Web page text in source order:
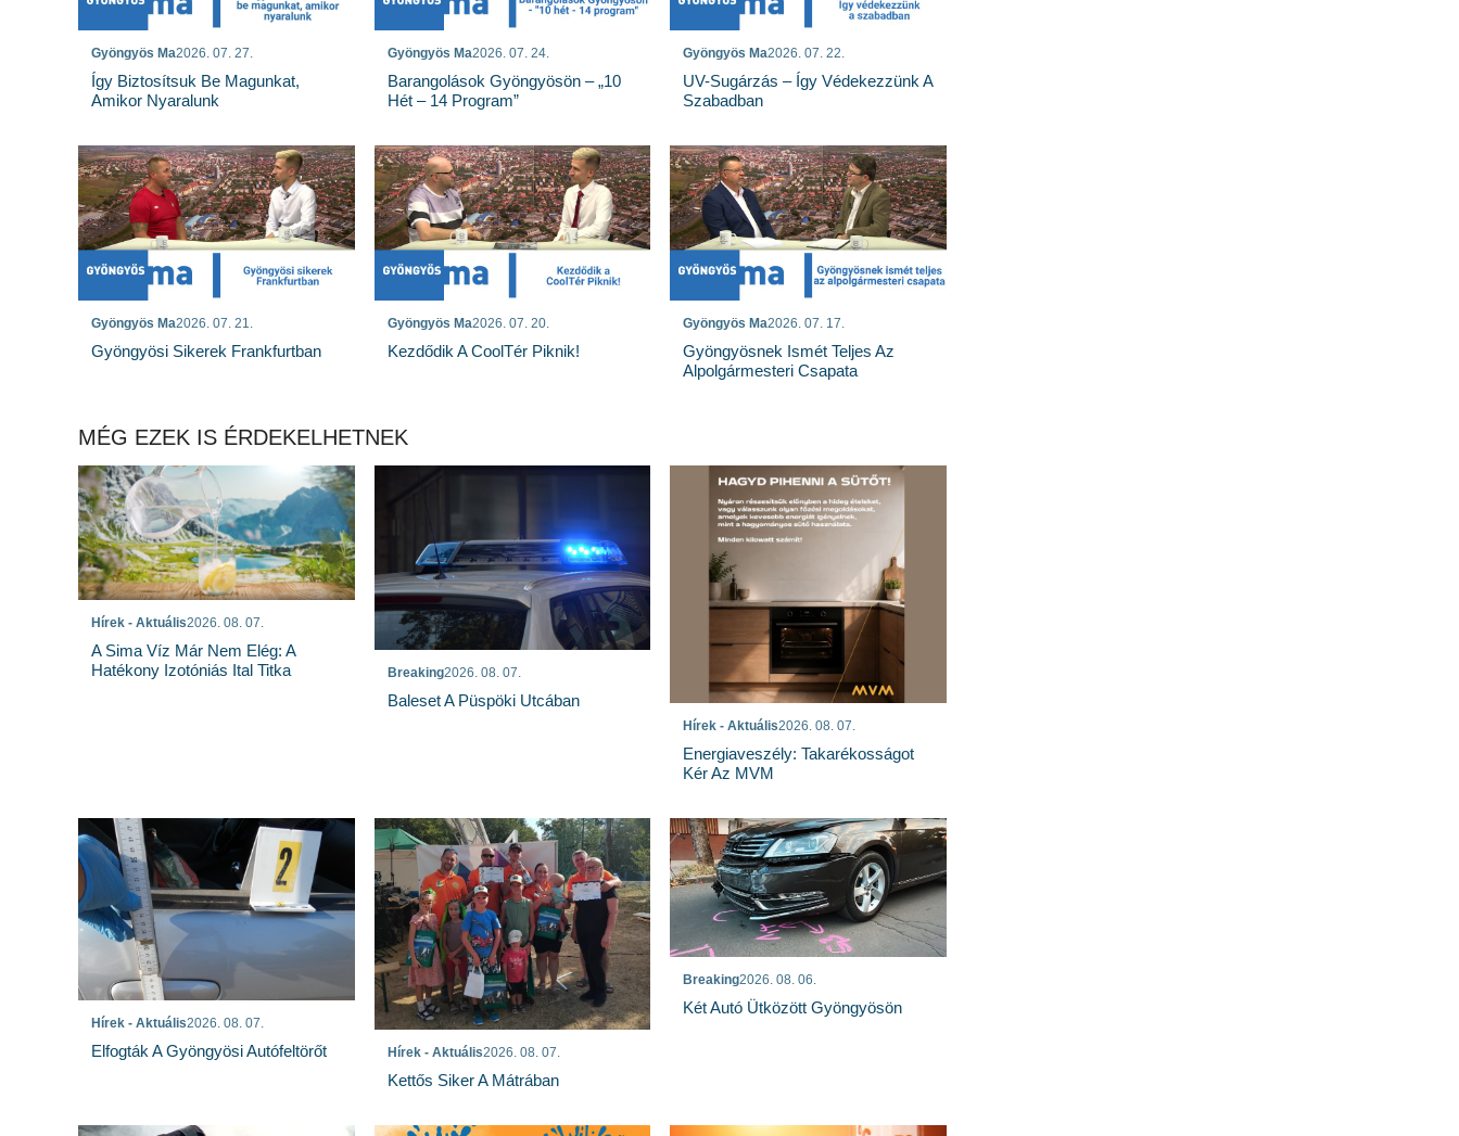
Gyöngyös Ma2026. 07. 27.
Így Biztosítsuk Be Magunkat,
Amikor Nyaralunk
Gyöngyös Ma2026. 07. 24.
Barangolások Gyöngyösön – „10
Hét – 14 Program”
Gyöngyös Ma2026. 07. 22.
UV-Sugárzás – Így Védekezzünk A
Szabadban
Gyöngyös Ma2026. 07. 21.
Gyöngyösi Sikerek Frankfurtban
Gyöngyös Ma2026. 07. 20.
Kezdődik A CoolTér Piknik!
Gyöngyös Ma2026. 07. 17.
Gyöngyösnek Ismét Teljes Az
Alpolgármesteri Csapata
MÉG EZEK IS ÉRDEKELHETNEK
Hírek - Aktuális2026. 08. 07.
A Sima Víz Már Nem Elég: A
Hatékony Izotóniás Ital Titka
Breaking2026. 08. 07.
Baleset A Püspöki Utcában
Hírek - Aktuális2026. 08. 07.
Energiaveszély: Takarékosságot
Kér Az MVM
Hírek - Aktuális2026. 08. 07.
Elfogták A Gyöngyösi Autófeltörőt Hírek - Aktuális2026. 08. 07.
Kettős Siker A Mátrában
Breaking2026. 08. 06.
Két Autó Ütközött Gyöngyösön